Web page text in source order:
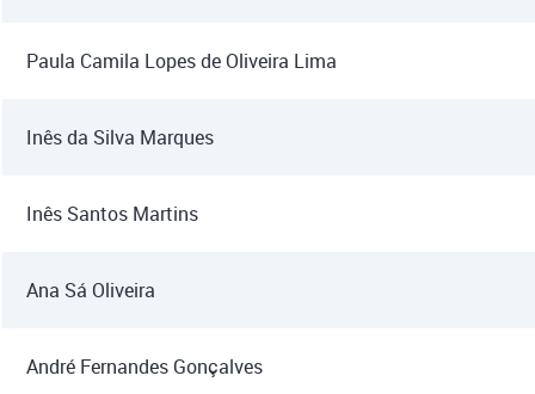
Paula Camila Lopes de Oliveira Lima
Inês da Silva Marques
Inês Santos Martins
Ana Sá Oliveira
André Fernandes Gonçalves